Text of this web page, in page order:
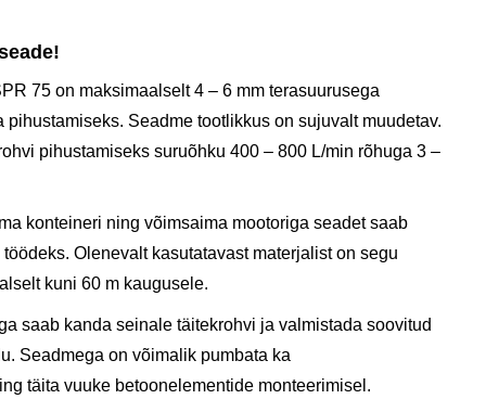
75 on maksimaalselt 4 – 6 mm terasuurusega
pihustamiseks. Seadme tootlikkus on sujuvalt muudetav.
pihustamiseks suruõhku 400 – 800 L/min rõhuga 3 –
konteineri ning võimsaima mootoriga seadet saab
Olenevalt kasutatavast materjalist on segu
kuni 60 m kaugusele.
saab kanda seinale täitekrohvi ja valmistada soovitud
Seadmega on võimalik pumbata ka
täita vuuke betoonelementide monteerimisel.